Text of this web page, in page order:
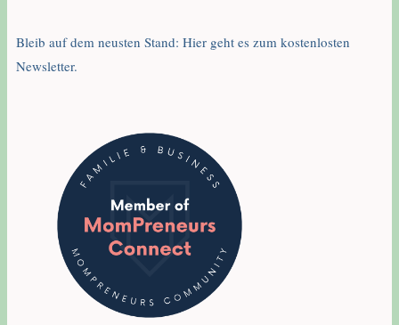
Bleib auf dem neusten Stand: Hier geht es zum kostenlosten
Newsletter.